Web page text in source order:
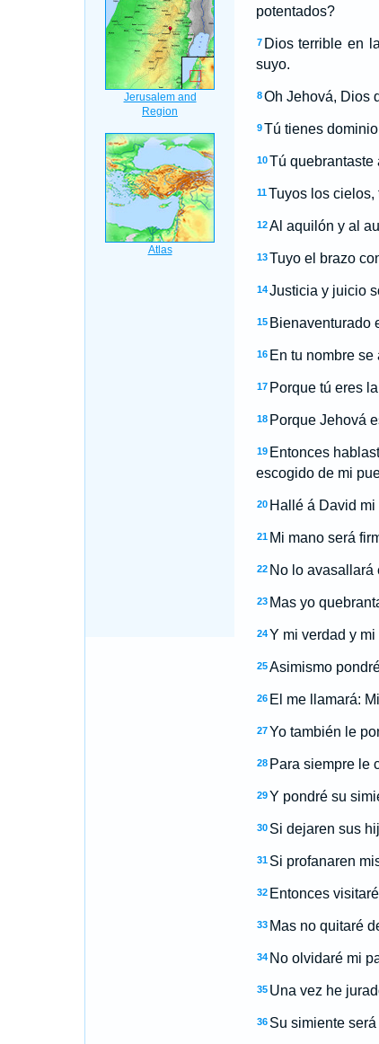
potentados?
7 Dios terrible en
suyo.
8 Oh Jehová, Dios
9 Tú tienes
10 Tú quebrantaste
11 Tuyos los cielos,
12 Al aquilón y al
13 Tuyo el brazo
14 Justicia y juicio
15 Bienaventurado
16 En tu nombre
17 Porque tú eres
18 Porque Jehová
19 Entonces
escogido de mi
20 Hallé á David
21 Mi mano será
22 No lo avasallará
23 Mas yo
24 Y mi verdad y
25 Asimismo
26 El me llamará:
27 Yo también le
28 Para siempre le
29 Y pondré su
30 Si dejaren sus
31 Si profanaren
32 Entonces
33 Mas no quitaré
34 No olvidaré mi
35 Una vez he
36 Su simiente